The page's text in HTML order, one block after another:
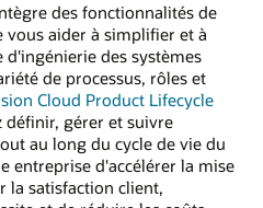
des fonctionnalités de
vous aider à simplifier et à
des systèmes
de processus, rôles et
Cloud Product Lifecycle
définir, gérer et suivre
au long du cycle de vie du
entreprise d'accélérer la mise
la satisfaction client,